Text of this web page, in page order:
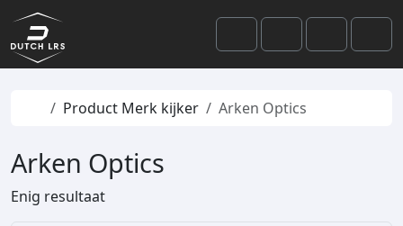
Skip to content
Skip to footer
SearchAccount
Cart
Home
Product Merk kijker Arken Optics
Arken Optics
Enig resultaat